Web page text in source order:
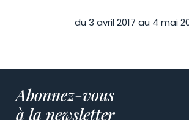
du 3 avril 2017 au 4 mai
Abonnez-vous
à la newsletter